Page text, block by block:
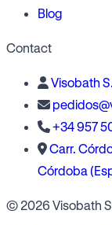
Blog
Contact
Visobath
+34 957
Carr.
Córdoba
© 2026 Visobath